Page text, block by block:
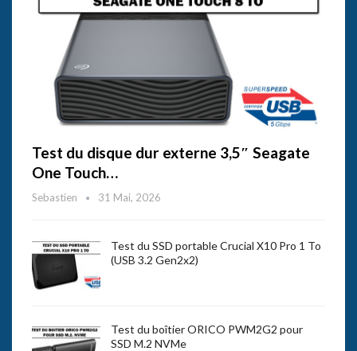
Test du disque dur externe 3,5″ Seagate
One Touch…
Sebastien 31 Mai, 2026
Test du SSD portable Crucial X10 Pro 1 To
(USB 3.2 Gen2x2)
Test du boîtier ORICO PWM2G2 pour
SSD M.2 NVMe